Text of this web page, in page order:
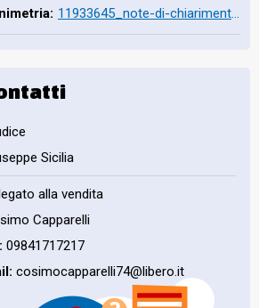
Sicilia
alla vendita
Capparelli
09841717217
cosimocapparelli74@libero.it